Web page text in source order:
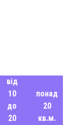
від
10
до
20
понад
20
кв.м.